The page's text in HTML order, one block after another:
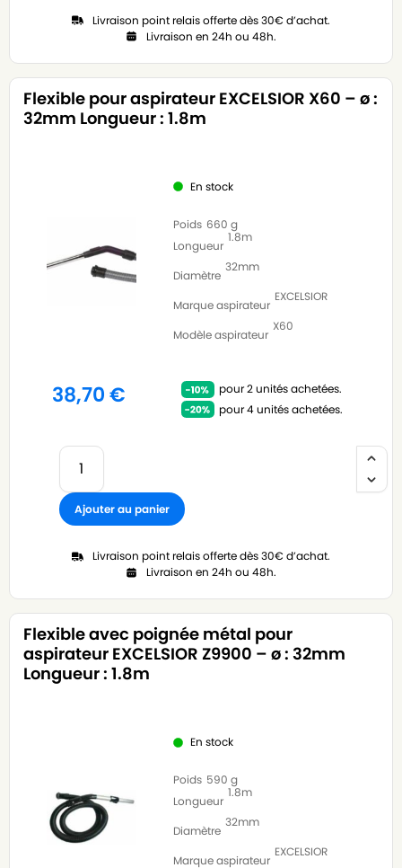
Livraison point relais offerte dès 30€ d’achat.
Livraison en 24h ou 48h.
Flexible pour aspirateur EXCELSIOR X60 – ø :
32mm Longueur : 1.8m
En stock
Poids 660 g
Longueur
1.8m
Diamètre
32mm
Marque aspirateur
EXCELSIOR
Modèle aspirateur
X60
38,70€
pour 2 unités achetées.
pour 4 unités achetées.
Ajouter au panier
Livraison point relais offerte dès 30€ d’achat.
Livraison en 24h ou 48h.
Flexible avec poignée métal pour
aspirateur EXCELSIOR Z9900 – ø : 32mm
Longueur : 1.8m
En stock
Poids 590 g
Longueur
1.8m
Diamètre
32mm
Marque aspirateur
EXCELSIOR